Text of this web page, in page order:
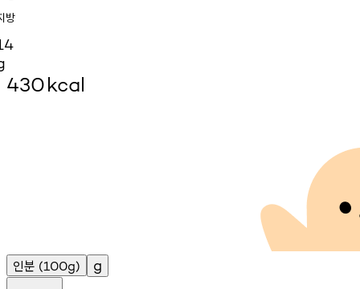
방
430kcal
인분 (100g) g